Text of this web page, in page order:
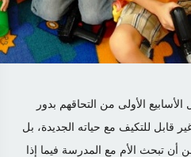
الأولى من التحاقهم بدور
قابل للتكيف مع حياته الجديدة، بل
تبحث الأم مع المدرسة فيما إذا